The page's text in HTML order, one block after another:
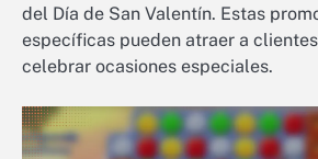
del Día de San Valentín. Estas
específicas pueden atraer a
celebrar ocasiones especiales.